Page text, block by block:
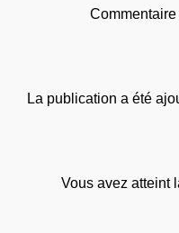
La publication a été
Vous avez atteint